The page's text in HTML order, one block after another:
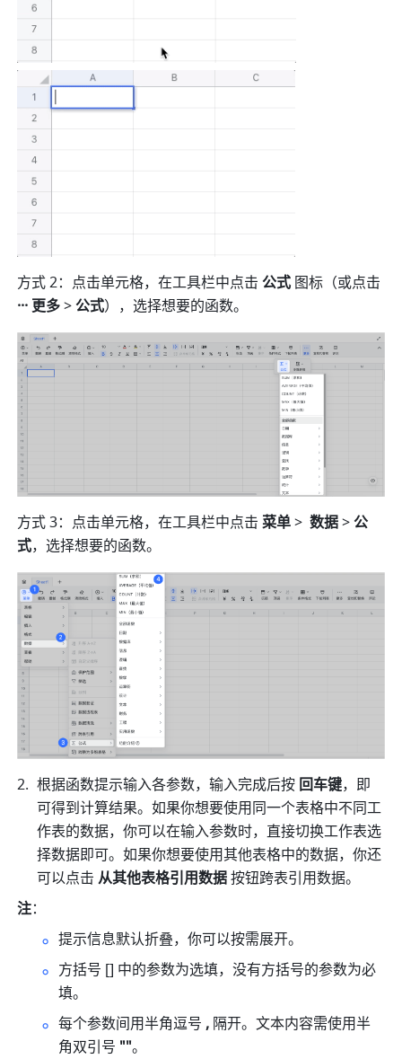
方式 2：点击单元格，在工具栏中点击 公式
··· 更多 > 公式），选择想要的函数。
方式 3：点击单元格，在工具栏中点击 菜单 > 数据 > 公
式，选择想要的函数。
根据函数提示输入各参数，输入完成后按 回车键，即
可得到计算结果。如果你想要使用同一个表格中不同工
作表的数据，你可以在输入参数时，直接切换工作表选
择数据即可。如果你想要使用其他表格中的数据，你还
可以点击 从其他表格引用数据 按钮跨表引用数据。
注：
提示信息默认折叠，你可以按需展开。
方括号 [] 中的参数为选填，没有方括号的参数为必
填。
每个参数间用半角逗号 , 隔开。文本内容需使用半
角双引号 ""。